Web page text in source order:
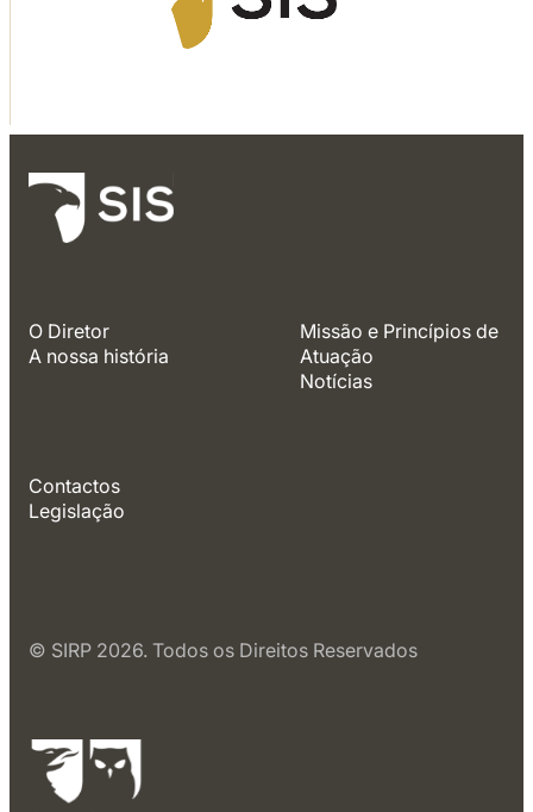
O Diretor
A nossa história
Missão e Princípios de
Atuação
Notícias
Contactos
Legislação
© SIRP 2026. Todos os Direitos Reservados